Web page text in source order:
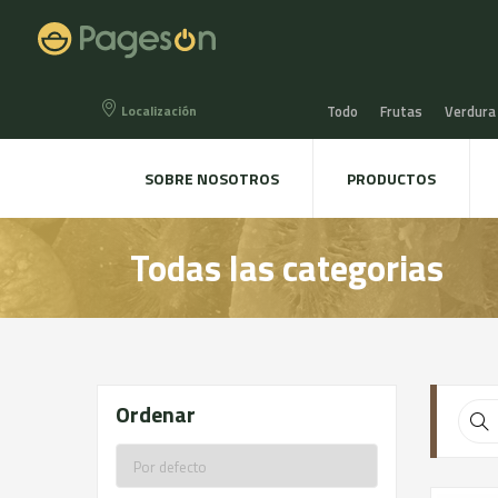
Localización Todo Frutas Verdura
Miel, Mermeladas y
Agua, Refrescos y Zumos
Directo a la mesa
SOBRE NOSOTROS PRODUCTOS
Todas las categorias
Ordenar